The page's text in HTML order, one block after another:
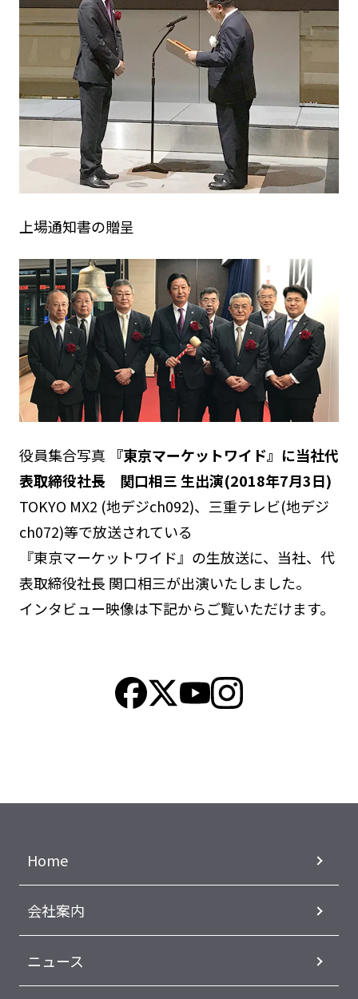
上場通知書の贈呈
役員集合写真
『東京マーケットワイド』に当社代
表取締役社長 関口相三 生出演(2018年7月3日)
TOKYO MX2 (地デジch092)、三重テレビ(地デジ
ch072)等で放送されている
『東京マーケットワイド』の生放送に、当社、代
表取締役社長 関口相三が出演いたしました。
インタビュー映像は下記からご覧いただけます。
Home
会社案内
ニュース